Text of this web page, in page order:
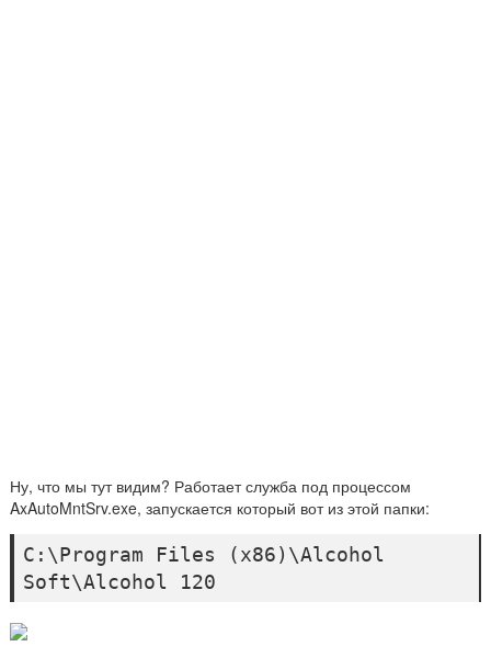
Ну, что мы тут видим? Работает служба под процессом
AxAutoMntSrv.exe, запускается который вот из этой папки:
C:\Program Files (x86)\Alcohol
Soft\Alcohol 120